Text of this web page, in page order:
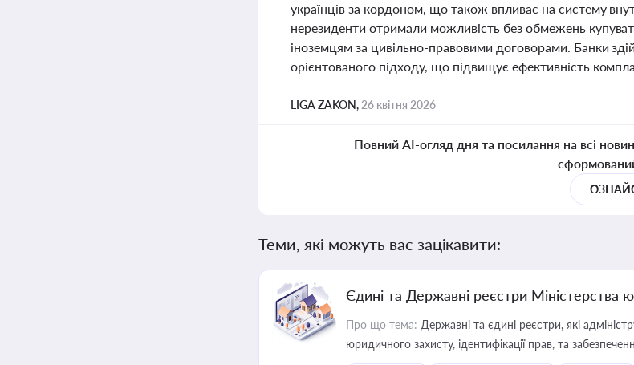
українців за кордоном, що також впливає на систему
нерезиденти отримали можливість без обмежень
іноземцям за цивільно-правовими договорами. Банки
орієнтованого підходу, що підвищує ефективність
LIGA ZAKON, 26 квітня 2026
Повний AI-огляд дня та посилання на всі
Теми, які можуть вас зацікавити:
Єдині та Державні реєстри Міністерства
Про що тема: Державні та єдині реєстри, які
юридичного захисту, ідентифікації прав, та